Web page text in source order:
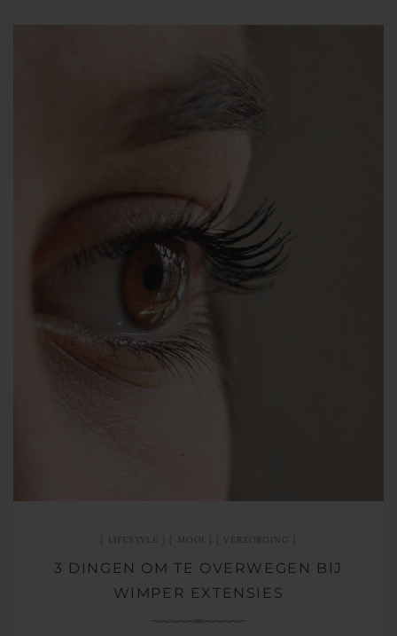
LIFESTYLE MOOI VERZORGING
3 DINGEN OM TE OVERWEGEN BIJ
WIMPER EXTENSIES